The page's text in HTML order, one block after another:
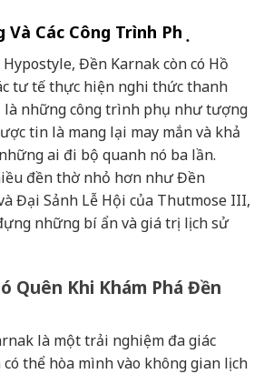
Các Công Trình Phụ
Đền Karnak còn có Hồ
tư tế thực hiện nghi thức thanh
là những công trình phụ như tượng
tin là mang lại may mắn và khả
ai đi bộ quanh nó ba lần.
đền thờ nhỏ hơn như Đền
Đại Sảnh Lễ Hội của Thutmose III,
những bí ẩn và giá trị lịch sử
Quên Khi Khám Phá Đền
là một trải nghiệm đa giác
thể hòa mình vào không gian lịch